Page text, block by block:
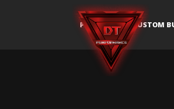
PC BUILDS CUSTOM